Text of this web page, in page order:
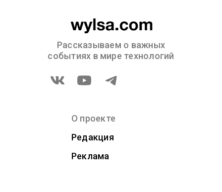
Рассказываем о важных
событиях в мире технологий
О проекте
Редакция
Реклама